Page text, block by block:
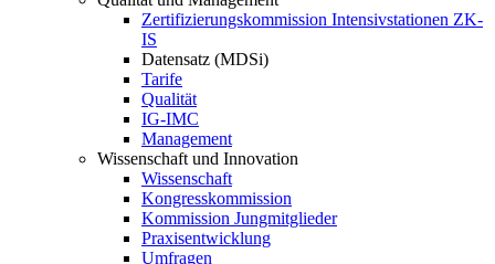
Zertifizierungskommission Intensivstationen ZK-
IS
Datensatz (MDSi)
Tarife
Qualität
IG-IMC
Management
Wissenschaft und Innovation
Wissenschaft
Kongresskommission
Kommission Jungmitglieder
Praxisentwicklung
Umfragen